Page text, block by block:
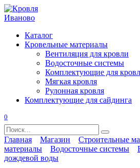
Перейти
к
Каталог
Кровельные материалы
Вентиляция для кровли
Водосточные системы
Комплектующие для
Мягкая кровля
Рулонная кровля
Комплектующие для сайдинга
0
Search
for:
Главная Магазин Строительные
материалы
Водосточные системы
дождевой воды